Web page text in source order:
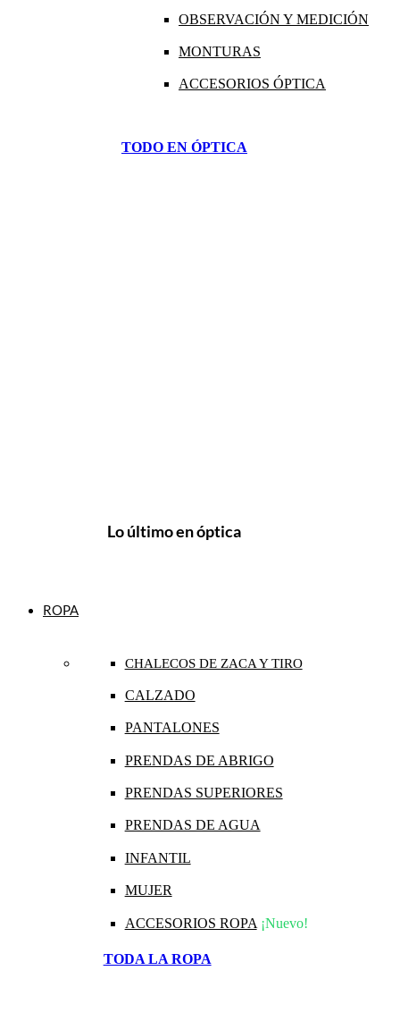
OBSERVACIÓN Y MEDICIÓN
MONTURAS
ACCESORIOS ÓPTICA
TODO EN ÓPTICA
Lo último en óptica
ROPA
CHALECOS DE ZACA Y TIRO
CALZADO
PANTALONES
PRENDAS DE ABRIGO
PRENDAS SUPERIORES
PRENDAS DE AGUA
INFANTIL
MUJER
ACCESORIOS ROPA ¡Nuevo!
TODA LA ROPA